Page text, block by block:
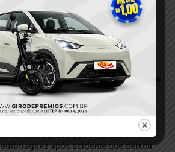
Dupla é presa após tentar descartar
porções de cocaína durante abordagem
da PM em Itaituba
7 de agosto de 2026
embriaguez após acidente que deixou